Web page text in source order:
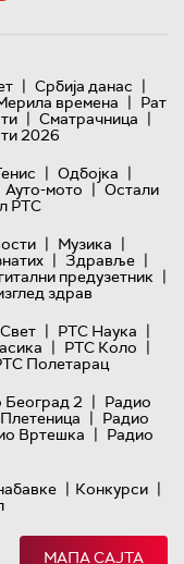
| Србија данас |
времена | Рат
| Сматрачница |
2026
| Одбојка |
Ауто-мото | Остали
РТС
| Музика |
| Здравље |
предузетник |
здрав
| РТС Наука |
| РТС Коло |
Полетарац
Београд 2 | Радио
| Радио
Вртешка | Радио
| Конкурси |
МАПА САЈТА